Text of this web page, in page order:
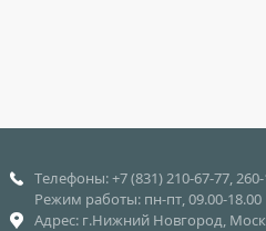
Телефоны: +7 (831) 210-67-77,
Режим работы: пн-пт, 09.00-18.00
Адрес: г.Нижний Новгород,